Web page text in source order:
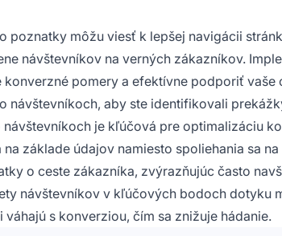
poznatky môžu viesť k lepšej navigácii
návštevníkov na verných zákazníkov.
konverzné pomery a efektívne podporiť vaše
návštevníkoch, aby ste identifikovali
je kľúčová pre optimalizáciu
základe údajov namiesto spoliehania sa
o ceste zákazníka, zvýrazňujúc často
návštevníkov v kľúčových bodoch dotyku
váhajú s konverziou, čím sa znižuje hádanie.